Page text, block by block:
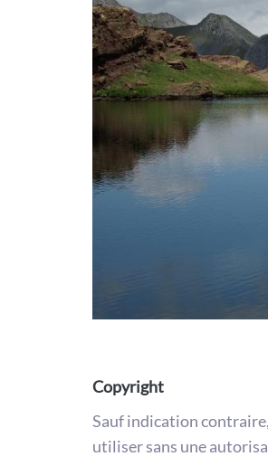
Copyright
Sauf indication
utiliser sans une